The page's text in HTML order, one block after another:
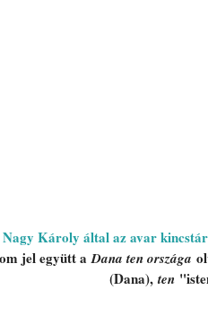
Nagy Károly által az avar
jel együtt a Dana ten országa
(Dana), ten